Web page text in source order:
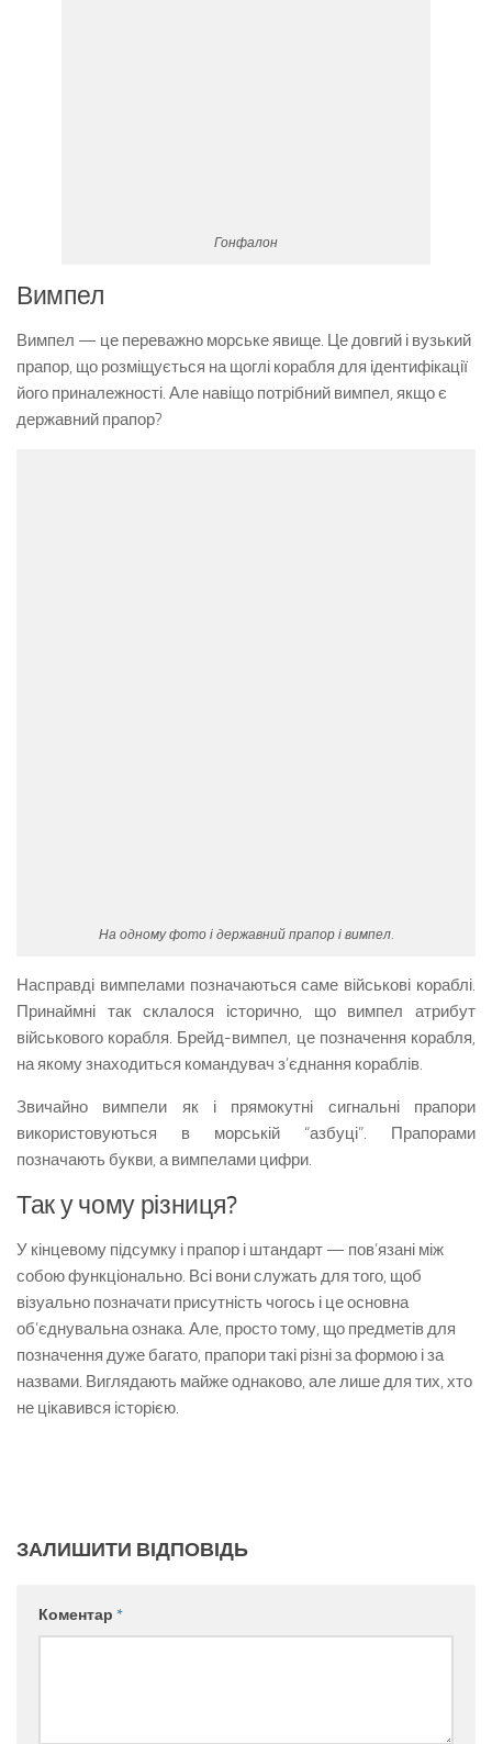
Гонфалон
Вимпел
Вимпел — це переважно морське явище. Це довгий і вузький
прапор, що розміщується на щоглі корабля для ідентифікації
його приналежності. Але навіщо потрібний вимпел, якщо є
державний прапор?
На одному фото і державний прапор і вимпел.
Насправді вимпелами позначаються саме військові кораблі.
Принаймні так склалося історично, що вимпел атрибут
військового корабля. Брейд-вимпел, це позначення корабля,
на якому знаходиться командувач з’єднання кораблів.
Звичайно вимпели як і прямокутні сигнальні прапори
використовуються в морській “азбуці”. Прапорами
позначають букви, а вимпелами цифри.
Так у чому різниця?
У кінцевому підсумку і прапор і штандарт — пов’язані між
собою функціонально. Всі вони служать для того, щоб
візуально позначати присутність чогось і це основна
об’єднувальна ознака. Але, просто тому, що предметів для
позначення дуже багато, прапори такі різні за формою і за
назвами. Виглядають майже однаково, але лише для тих, хто
не цікавився історією.
ЗАЛИШИТИ ВІДПОВІДЬ
Коментар *